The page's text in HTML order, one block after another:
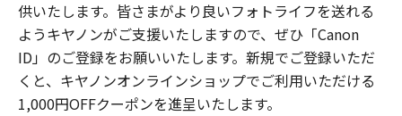
供いたします。皆さまがより良いフォトライフを送れる
ようキヤノンがご支援いたしますので、ぜひ「Canon
ID」のご登録をお願いいたします。新規でご登録いただ
くと、キヤノンオンラインショップでご利用いただける
1,000円OFFクーポンを進呈いたします。